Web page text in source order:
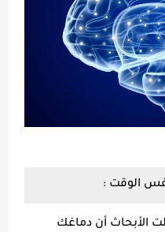
الوقت :
الأبحاث أن دماغك